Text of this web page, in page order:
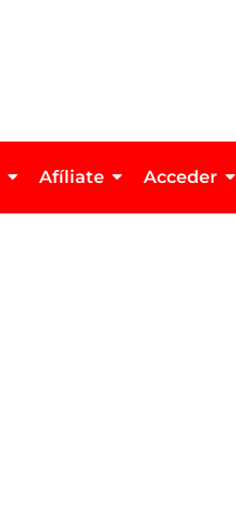
Afíliate Acceder